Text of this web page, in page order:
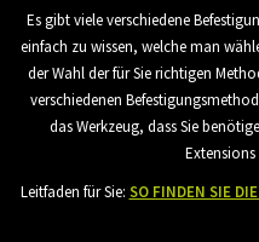
Es gibt viele verschiedene
einfach zu wissen, welche man
der Wahl der für Sie richtigen
verschiedenen
das Werkzeug, dass Sie
Leitfaden für Sie: SO FINDEN SIE